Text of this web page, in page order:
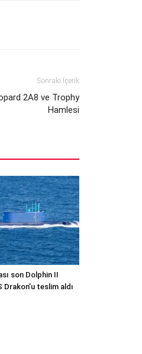
Sonraki İçerik
2A8 ve Trophy
Hamlesi
son Dolphin II
Drakon’u teslim aldı